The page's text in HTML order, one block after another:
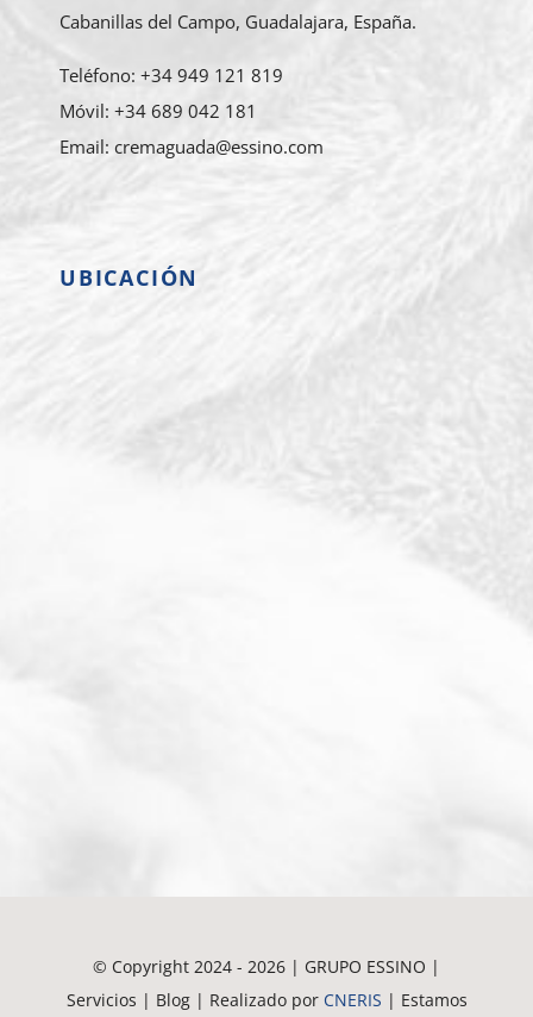
Cabanillas del Campo, Guadalajara, España.
Teléfono: +34 949 121 819
Móvil: +34 689 042 181
Email: cremaguada@essino.com
UBICACIÓN
© Copyright 2024 - 2026 | GRUPO ESSINO |
Servicios | Blog | Realizado por CNERIS | Estamos